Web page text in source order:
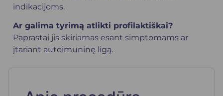
indikacijoms.
Ar galima tyrimą atlikti profilaktiškai?
Paprastai jis skiriamas esant simptomams ar
įtariant autoimuninę ligą.